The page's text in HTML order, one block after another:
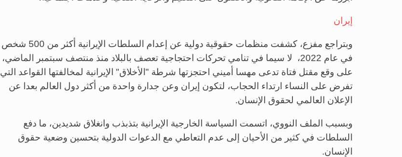
إيران
وبتراجع مفزع، كشفت منظمات حقوقية دولية عن إعدام السلطات الإيرانية أكثر من 500 شخص
في عام 2022، لا سيما في تنامي تحركات احتجاجية تعصف بالبلاد منذ منتصف سبتمبر الماضي،
على وقع مقتل فتاة تدعى مهسا أميني احتجزتها شرطة "الأخلاق" الإيرانية لمخالفتها القواعد التي
تفرض على النساء ارتداء الحجاب، لتكون إيران وعن جدارة واحدة من أكثر دول العالم بعدا عن
الإعلان العالمي لحقوق الإنسان.
وبسبب الملف النووي، اتسمت السياسة الخارجية الإيرانية بتذبذب وانغلاق شديدين، ما دفع
السلطات في كثير من الأحيان إلى عدم التعاطي مع الدعوات الدولية بتحسين وضعية حقوق
الإنسان.